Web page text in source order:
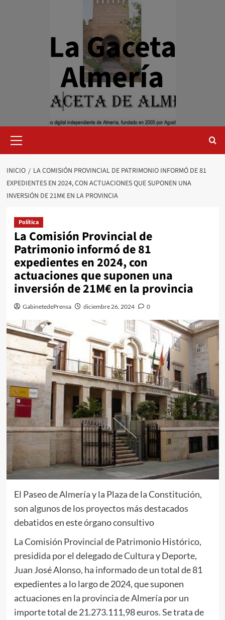
La Gaceta
Almería
primario
INICIO
LA COMISIÓN PROVINCIAL DE PATRIMONIO INFORMÓ DE 81
EXPEDIENTES EN 2024, CON ACTUACIONES QUE SUPONEN UNA
INVERSIÓN DE 21M€ EN LA PROVINCIA
Política
La Comisión Provincial de
Patrimonio informó de 81
expedientes en 2024, con
actuaciones que suponen una
inversión de 21M€ en la provincia
GabinetedePrensa diciembre 26, 2024 0
El Paseo de Almería y la Plaza de la Constitución,
son algunos de los proyectos más destacados
debatidos en este órgano consultivo
La Comisión Provincial de Patrimonio Histórico,
presidida por el delegado de Cultura y Deporte,
Juan José Alonso, ha informado de un total de 81
expedientes a lo largo de 2024, que suponen
actuaciones en la provincia de Almería por un
importe total de 21.273.111,98 euros. Se trata de